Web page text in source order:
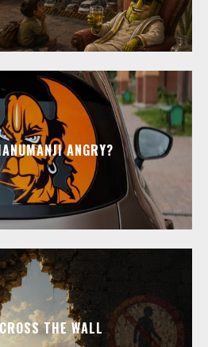
ANGRY?
THE WALL